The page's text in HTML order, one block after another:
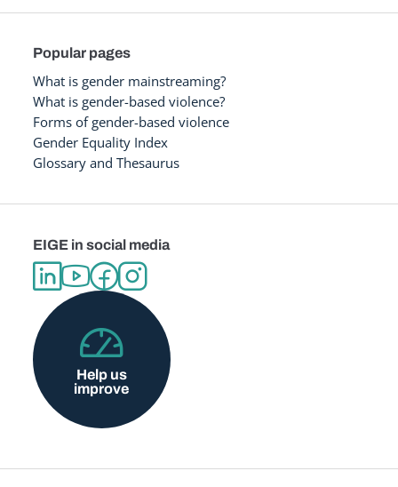
Popular pages
What is gender mainstreaming?
What is gender-based violence?
Forms of gender-based violence
Gender Equality Index
Glossary and Thesaurus
EIGE in social media
Help us
improve